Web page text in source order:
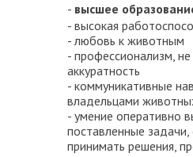
- высшее
- высокая
- любовь к животным
- профессионализм,
аккуратность
- коммуникативные
владельцами
- умение оперативно
поставленные
принимать решения,